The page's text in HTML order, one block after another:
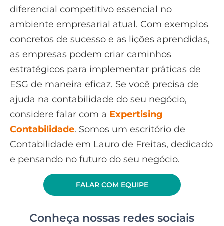
diferencial competitivo essencial no
ambiente empresarial atual. Com exemplos
concretos de sucesso e as lições aprendidas,
as empresas podem criar caminhos
estratégicos para implementar práticas de
ESG de maneira eficaz. Se você precisa de
ajuda na contabilidade do seu negócio,
considere falar com a Expertising
Contabilidade. Somos um escritório de
Contabilidade em Lauro de Freitas, dedicado
e pensando no futuro do seu negócio.
FALAR COM EQUIPE
Conheça nossas redes sociais